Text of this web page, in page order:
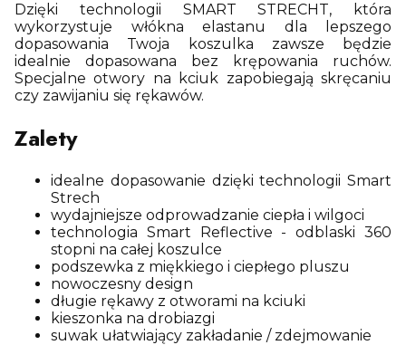
Dzięki technologii SMART STRECHT, która
wykorzystuje włókna elastanu dla lepszego
dopasowania Twoja koszulka zawsze będzie
idealnie dopasowana bez krępowania ruchów.
Specjalne otwory na kciuk zapobiegają skręcaniu
czy zawijaniu się rękawów.
Zalety
idealne dopasowanie dzięki technologii Smart
Strech
wydajniejsze odprowadzanie ciepła i wilgoci
technologia Smart Reflective - odblaski 360
stopni na całej koszulce
podszewka z miękkiego i ciepłego pluszu
nowoczesny design
długie rękawy z otworami na kciuki
kieszonka na drobiazgi
suwak ułatwiający zakładanie / zdejmowanie